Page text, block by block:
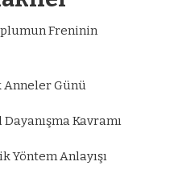
Freninin
Anneler Günü
Kavramı
Yöntem Anlayışı